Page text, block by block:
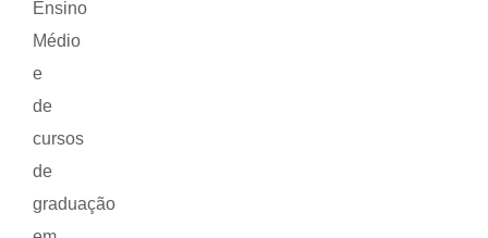
Ensino
Médio
e
de
cursos
de
graduação